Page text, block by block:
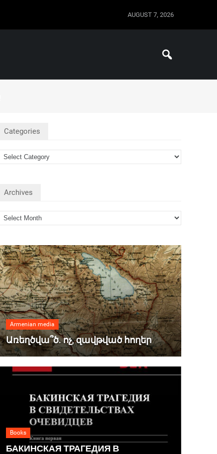
AUGUST 7, 2026
Categories
Archives
Armenian media
Առեղծվա՞ծ. ոչ, զավթված հողեր
Books
БАКИНСКАЯ ТРАГЕДИЯ В